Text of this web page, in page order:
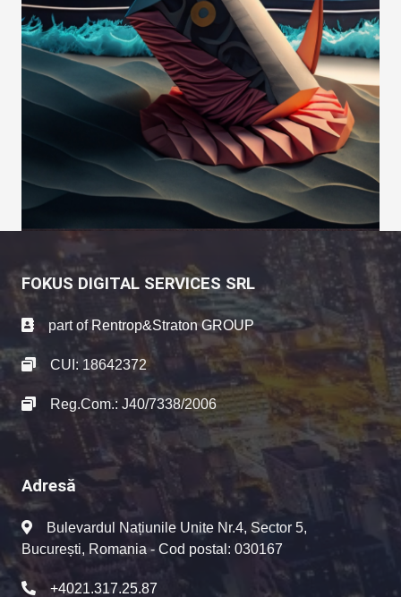
FOKUS DIGITAL SERVICES SRL
part ofRentrop&Straton GROUP
CUI: 18642372
Reg.Com.: J40/7338/2006
Adresă
Bulevardul Națiunile Unite Nr.4, Sector 5,
București, Romania - Cod postal: 030167
+4021.317.25.87